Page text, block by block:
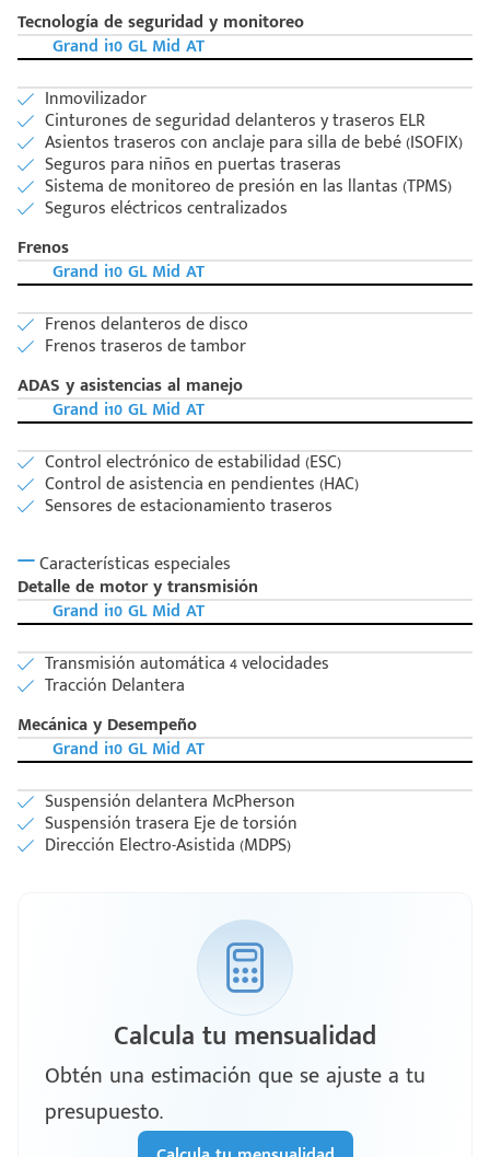
Tecnología de seguridad y monitoreo
Grand i10 GL Mid AT
Inmovilizador
Cinturones de seguridad delanteros y traseros ELR
Asientos traseros con anclaje para silla de bebé (ISOFIX)
Seguros para niños en puertas traseras
Sistema de monitoreo de presión en las llantas (TPMS)
Seguros eléctricos centralizados
Frenos
Grand i10 GL Mid AT
Frenos delanteros de disco
Frenos traseros de tambor
ADAS y asistencias al manejo
Grand i10 GL Mid AT
Control electrónico de estabilidad (ESC)
Control de asistencia en pendientes (HAC)
Sensores de estacionamiento traseros
Características especiales
Detalle de motor y transmisión
Grand i10 GL Mid AT
Transmisión automática 4 velocidades
Tracción Delantera
Mecánica y Desempeño
Grand i10 GL Mid AT
Suspensión delantera McPherson
Suspensión trasera Eje de torsión
Dirección Electro-Asistida (MDPS)
Calcula tu mensualidad
Obtén una estimación que se ajuste a tu
presupuesto.